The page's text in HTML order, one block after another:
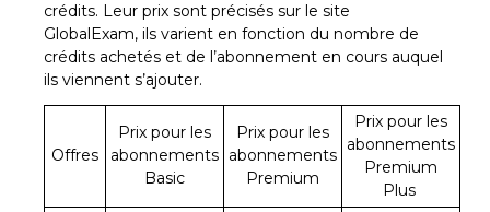
crédits. Leur prix sont précisés sur le site
GlobalExam, ils varient en fonction du nombre de
crédits achetés et de l’abonnement en cours auquel
ils viennent s’ajouter.
Offres
Prix pour les
abonnements
Basic
Prix pour les
abonnements
Premium
Prix pour les
abonnements
Premium
Plus